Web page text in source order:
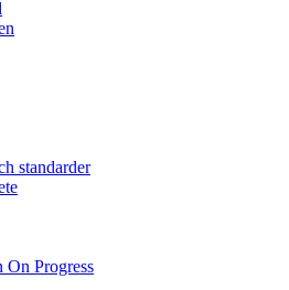
standarder
On Progress